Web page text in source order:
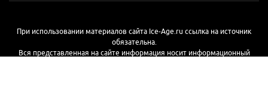
При использовании материалов сайта Ice-Age.ru ссылка на источник
обязательна.
Вся представленная на сайте информация носит информационный